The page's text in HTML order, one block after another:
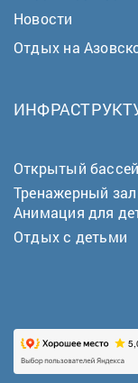
Новости
Отдых на
Открытый
Тренажерный зал
Анимация для
Отдых с детьми